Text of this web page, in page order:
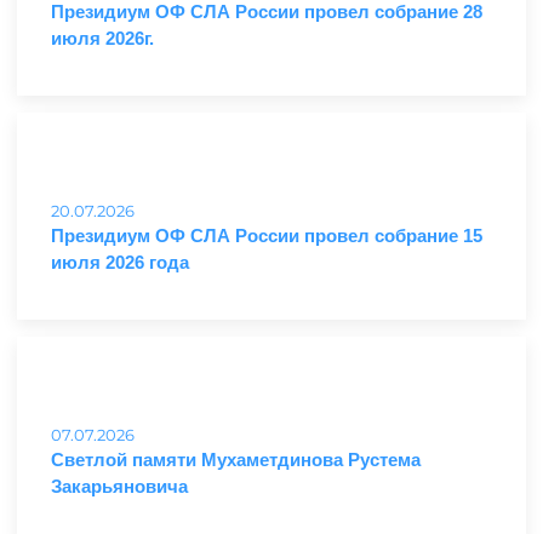
Президиум ОФ СЛА России провел собрание 28
июля 2026г.
20.07.2026
Президиум ОФ СЛА России провел собрание 15
июля 2026 года
07.07.2026
Светлой памяти Мухаметдинова Рустема
Закарьяновича